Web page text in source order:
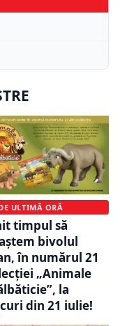
ULTIMĂ ORĂ
timpul să
bivolul
în numărul 21
„Animale
la
din 21 iulie!